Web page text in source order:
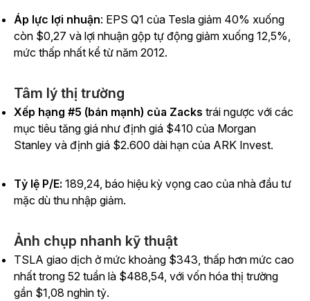
Áp lực lợi nhuận: EPS Q1 của Tesla giảm 40% xuống
còn $0,27 và lợi nhuận gộp tự động giảm xuống 12,5%,
mức thấp nhất kể từ năm 2012.
Tâm lý thị trường
Xếp hạng #5 (bán mạnh) của Zacks trái ngược với các
mục tiêu tăng giá như định giá $410 của Morgan
Stanley và định giá $2.600 dài hạn của ARK Invest.
Tỷ lệ P/E: 189,24, báo hiệu kỳ vọng cao của nhà đầu tư
mặc dù thu nhập giảm.
Ảnh chụp nhanh kỹ thuật
TSLA giao dịch ở mức khoảng $343, thấp hơn mức cao
nhất trong 52 tuần là $488,54, với vốn hóa thị trường
gần $1,08 nghìn tỷ.